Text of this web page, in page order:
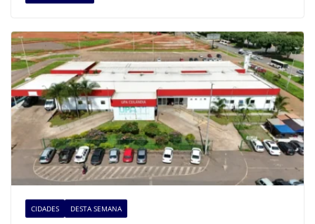
CIDADES DESTA SEMANA